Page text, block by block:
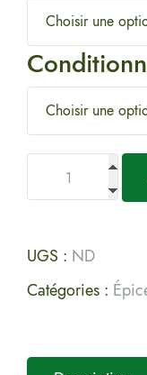
UGS : ND
Catégories :